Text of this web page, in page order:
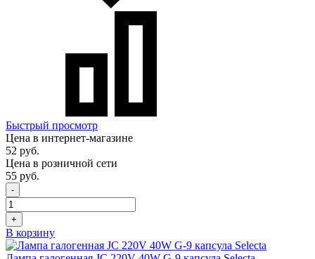
Быстрый просмотр
Цена в интернет-магазине
52 руб.
Цена в розничной сети
55 руб.
-
+
В корзину